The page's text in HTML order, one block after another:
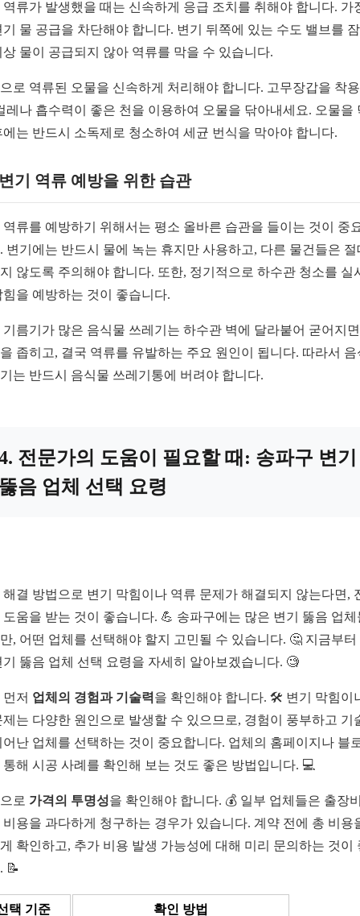
역류가 발생했을 때는 신속하게 응급 조치를 취해야 합니다. 가
기 물 공급을 차단해야 합니다. 변기 뒤쪽에 있는 수도 밸브를
상 물이 공급되지 않아 역류를 막을 수 있습니다.
로 역류된 오물을 신속하게 처리해야 합니다. 고무장갑을 착
레나 흡수력이 좋은 천을 이용하여 오물을 닦아내세요. 오물을
에는 반드시 소독제로 청소하여 세균 번식을 막아야 합니다.
기 역류 예방을 위한 습관
역류를 예방하기 위해서는 평소 올바른 습관을 들이는 것이 중
변기에는 반드시 물에 녹는 휴지만 사용하고, 다른 물건들은 절
않도록 주의해야 합니다. 또한, 정기적으로 하수관 청소를 실
힘을 예방하는 것이 좋습니다.
기름기가 많은 음식물 쓰레기는 하수관 벽에 달라붙어 굳어지
좁히고, 결국 역류를 유발하는 주요 원인이 됩니다. 따라서 음
는 반드시 음식물 쓰레기통에 버려야 합니다.
전문가의 도움이 필요할 때: 송파구 변기
음 업체 선택 요령
해결 방법으로 변기 막힘이나 역류 문제가 해결되지 않는다면,
도움을 받는 것이 좋습니다. 💪 송파구에는 많은 변기 뚫음 업체
, 어떤 업체를 선택해야 할지 고민될 수 있습니다. 🤔 지금부터
기 뚫음 업체 선택 요령을 자세히 알아보겠습니다. 🧐
저 업체의 경험과 기술력 을 확인해야 합니다. 🛠️ 변기 막힘이
제는 다양한 원인으로 발생할 수 있으므로, 경험이 풍부하고 기
어난 업체를 선택하는 것이 중요합니다. 업체의 홈페이지나 블
통해 시공 사례를 확인해 보는 것도 좋은 방법입니다. 💻
로 가격의 투명성을 확인해야 합니다. 💰 일부 업체들은 출장
비용을 과다하게 청구하는 경우가 있습니다. 계약 전에 총 비용
확인하고, 추가 비용 발생 가능성에 대해 미리 문의하는 것이
📝
택 기준 확인 방법